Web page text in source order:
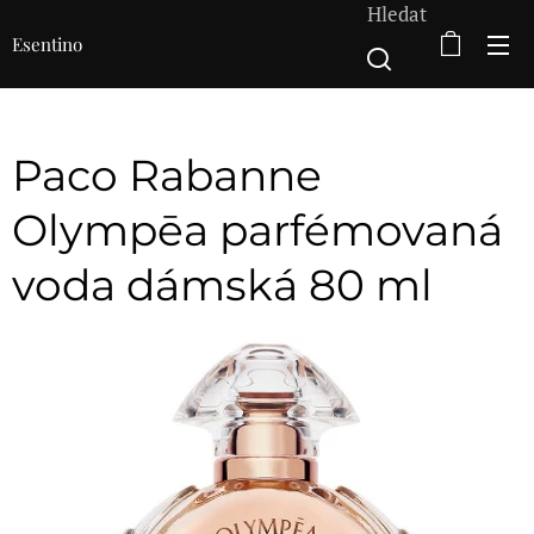
Esentino
Hledat
Paco Rabanne
Olympēa parfémovaná
voda dámská 80 ml